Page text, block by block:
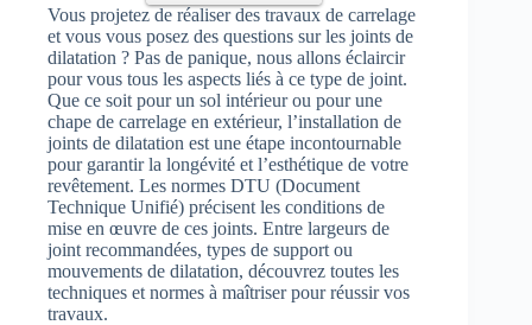
Vous projetez de réaliser des travaux de carrelage
et vous vous posez des questions sur les joints de
dilatation ? Pas de panique, nous allons éclaircir
pour vous tous les aspects liés à ce type de joint.
Que ce soit pour un sol intérieur ou pour une
chape de carrelage en extérieur, l’installation de
joints de dilatation est une étape incontournable
pour garantir la longévité et l’esthétique de votre
revêtement. Les normes DTU (Document
Technique Unifié) précisent les conditions de
mise en œuvre de ces joints. Entre largeurs de
joint recommandées, types de support ou
mouvements de dilatation, découvrez toutes les
techniques et normes à maîtriser pour réussir vos
travaux.